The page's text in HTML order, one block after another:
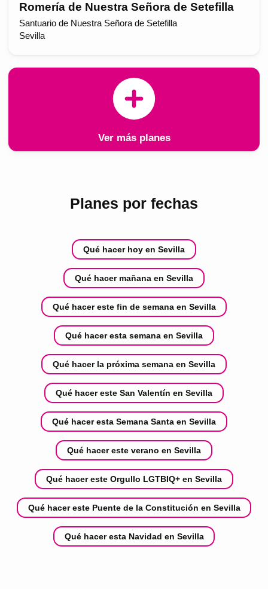
Romería de Nuestra Señora de Setefilla
Santuario de Nuestra Señora de Setefilla
Sevilla
Ver más planes
Planes por fechas
Qué hacer hoy en Sevilla
Qué hacer mañana en Sevilla
Qué hacer este fin de semana en Sevilla
Qué hacer esta semana en Sevilla
Qué hacer la próxima semana en Sevilla
Qué hacer este San Valentín en Sevilla
Qué hacer esta Semana Santa en Sevilla
Qué hacer este verano en Sevilla
Qué hacer este Orgullo LGTBIQ+ en Sevilla
Qué hacer este Puente de la Constitución en Sevilla
Qué hacer esta Navidad en Sevilla